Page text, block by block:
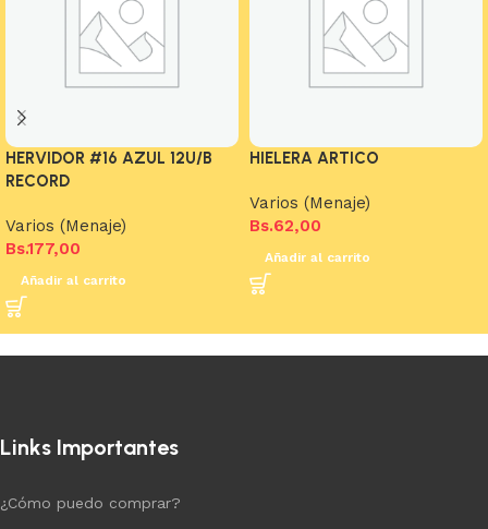
HERVIDOR #16 AZUL 12U/B
RECORD
Varios (Menaje)
Bs.177,00
Añadir al carrito
HIELERA ARTICO
Varios (Menaje)
Bs.62,00
Añadir al carrito
Links Importantes
¿Cómo puedo comprar?